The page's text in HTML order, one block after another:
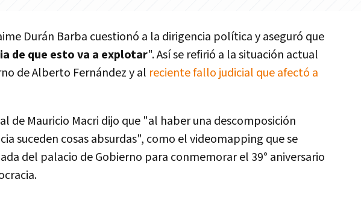
Durán Barba cuestionó a la dirigencia política y aseguró que
de que esto va a explotar". Así se refirió a la situación actual
de Alberto Fernández y al reciente fallo judicial que afectó a
de Mauricio Macri dijo que "al haber una descomposición
suceden cosas absurdas", como el videomapping que se
del palacio de Gobierno para conmemorar el 39° aniversario